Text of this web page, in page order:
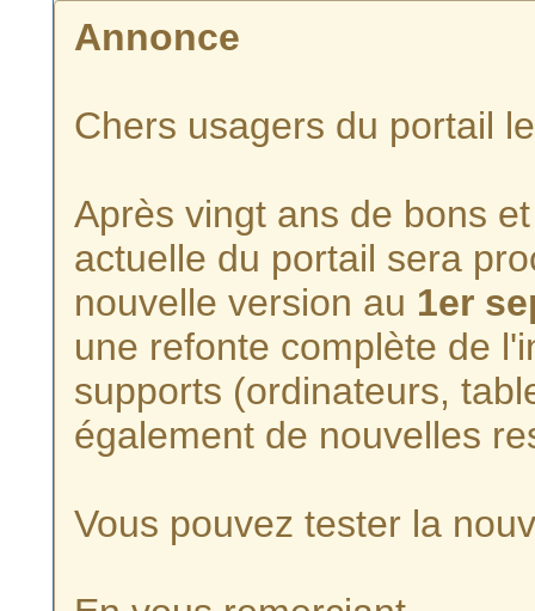
Annonce
Chers usagers du portail
Après vingt ans de bons
actuelle du portail sera
nouvelle version au 1er
une refonte complète de
supports (ordinateurs,
également de nouvelles
Vous pouvez tester la